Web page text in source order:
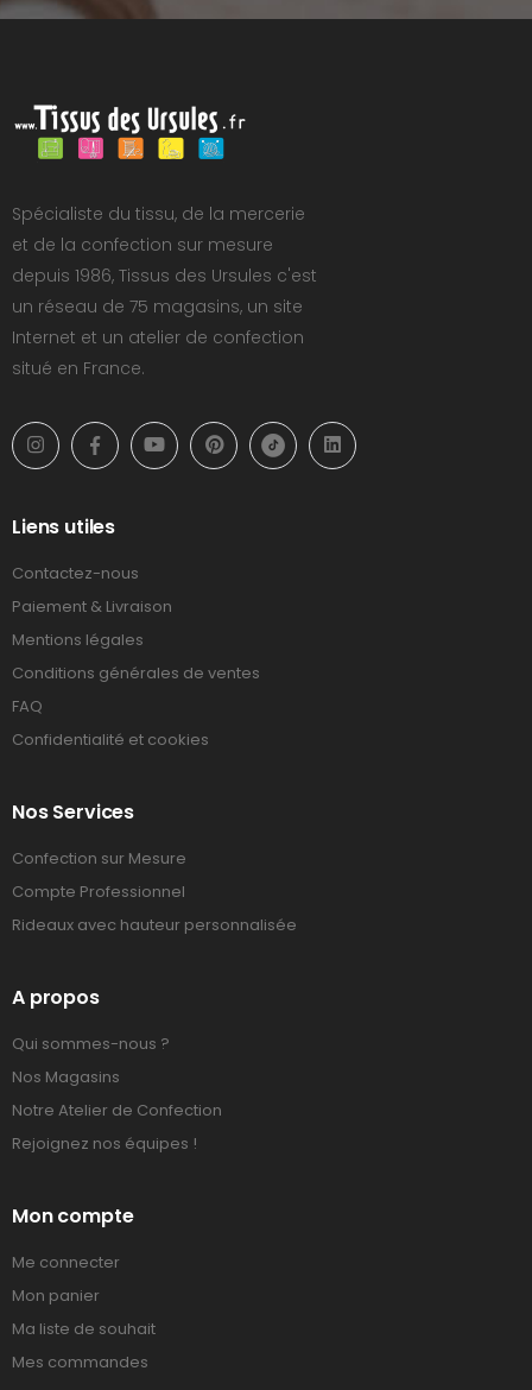
Spécialiste du tissu, de la mercerie
et de la confection sur mesure
depuis 1986, Tissus des Ursules c'est
un réseau de 75 magasins, un site
Internet et un atelier de confection
situé en France.
Liens utiles
Contactez-nous
Paiement & Livraison
Mentions légales
Conditions générales de ventes
FAQ
Confidentialité et cookies
Nos Services
Confection sur Mesure
Compte Professionnel
Rideaux avec hauteur personnalisée
A propos
Qui sommes-nous ?
Nos Magasins
Notre Atelier de Confection
Rejoignez nos équipes !
Mon compte
Me connecter
Mon panier
Ma liste de souhait
Mes commandes